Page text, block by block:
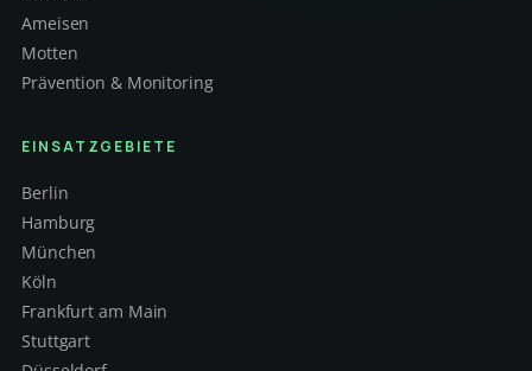
Ameisen
Motten
Prävention & Monitoring
EINSATZGEBIETE
Berlin
Hamburg
München
Köln
Frankfurt am Main
Stuttgart